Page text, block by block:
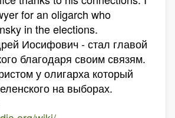
for an oligarch who
in the elections.
Иосифович - стал главой
благодаря своим связям.
у олигарха который
на выборах.